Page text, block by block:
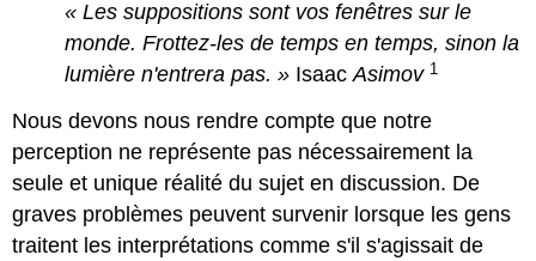
« Les suppositions sont vos fenêtres sur le
monde. Frottez-les de temps en temps, sinon la
lumière n'entrera pas. » IsaacAsimov 1
Nous devons nous rendre compte que notre
perception ne représente pas nécessairement la
seule et unique réalité du sujet en discussion. De
graves problèmes peuvent survenir lorsque les gens
traitent les interprétations comme s'il s'agissait de